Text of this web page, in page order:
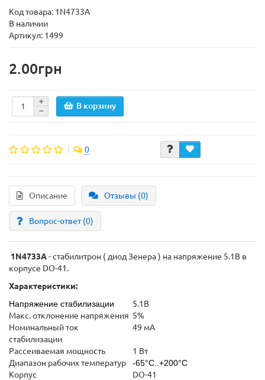
Код товара: 1N4733A
В наличии
Артикул: 1499
2.00грн
В корзину
0
Описание Отзывы (0)
Вопрос-ответ(0)
1N4733A- стабилитрон ( диод Зенера ) на напряжение 5.1В в
корпусе DO-41.
Характеристики:
Напряжение стабилизации
5.1В
Макс. отклонение напряжения 5%
Номинальный ток
стабилизации
49 мА
Рассеиваемая мощность
1 Вт
Диапазон рабочих температур
-65°C..+200°C
Корпус
DO-41